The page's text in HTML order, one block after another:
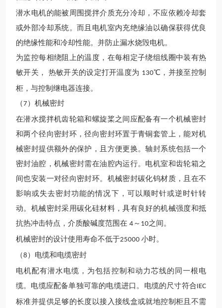
潜水电机的能被周围搅拌介质充分冷却，不应依赖冷却套
或外部冷却系统。而且电机室内充绝缘油以确保获得优良
的绝缘性能和冷却性能。并防止漏水烧毁电机。
为监控每相绕阻上的温度，在每相定子绕组线圈中装有热
敏开关，
热敏开关的设定打开温度为 130℃，并接至控制
柜，与控制继电器连接。
（7 ）机械密封
在潜水搅拌机齿轮箱和螺旋桨之间应配备有一个机械密封
和两个径向密封环，径向密封环置于青铜套管上，能对机
械密封提供额外的保护，且方便更换。轴封系统包括一个
密封油腔，机械密封需在油腔内运行。电机室和齿轮箱之
间也安装一对径向密封环。机械密封碳化钨材质，且在不
影响或失去密封功能的情况下，可以顺时针或逆时针转
动。机械密封采用碳化硅材料，具有良好的机械强度和抵
抗热冲击特点，介质酸碱度范围在 4 ～ 10之间。
机械密封的设计使用寿命不低于25000 小时。
（8 ）电缆和电缆密封
电机配有潜水电缆，为包括控制和动力芯线的同一根电
缆。电缆应配备单独可靠的电缆进口。电缆的尺寸符合IEC
标准并提供足够的长度以接入接线盒或就地控制柜且不需